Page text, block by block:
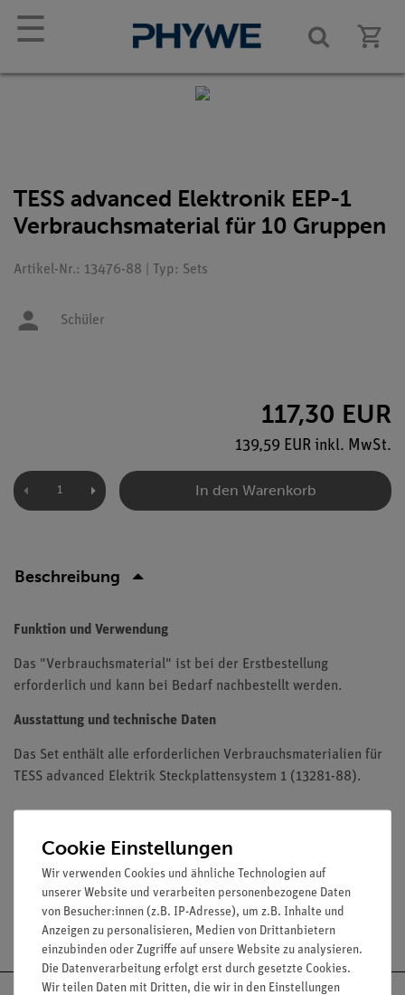
☰
TESS advanced Elektronik EEP-1
Verbrauchsmaterial für 10 Gruppen
Artikel-Nr.: 13476-88 | Typ: Sets
Schüler
117,30 EUR
139,59 EUR inkl. MwSt.
In den Warenkorb
Beschreibung
Funktion und Verwendung
Das "Verbrauchsmaterial" ist bei der Erstbestellung
erforderlich und kann bei Bedarf nachbestellt werden.
Ausstattung und technische Daten
Das Set enthält alle erforderlichen Verbrauchsmaterialien für
TESS advanced Elektrik Steckplattensystem 1 (13281-88).
Lieferumfang
Versandkostenfrei ab 300,- €
Cookie Einstellungen
Wir verwenden Cookies und ähnliche Technologien auf
unserer Website und verarbeiten personenbezogene Daten
von Besucher:innen (z.B. IP-Adresse), um z.B. Inhalte und
Anzeigen zu personalisieren, Medien von Drittanbietern
einzubinden oder Zugriffe auf unsere Website zu analysieren.
Die Datenverarbeitung erfolgt erst durch gesetzte Cookies.
Wir teilen Daten mit Dritten, die wir in den Einstellungen